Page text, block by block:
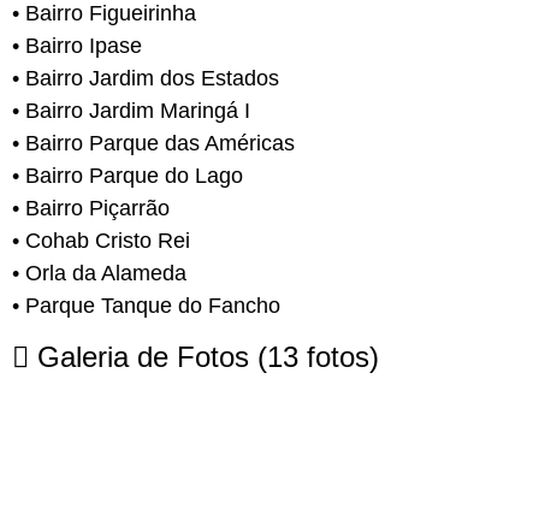
• Bairro Figueirinha
• Bairro Ipase
• Bairro Jardim dos Estados
• Bairro Jardim Maringá I
• Bairro Parque das Américas
• Bairro Parque do Lago
• Bairro Piçarrão
• Cohab Cristo Rei
• Orla da Alameda
• Parque Tanque do Fancho
Galeria de Fotos (13 fotos)